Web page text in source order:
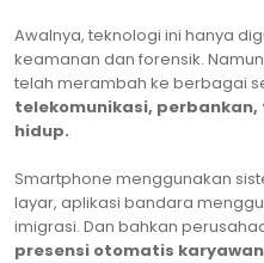
Awalnya, teknologi ini hanya
keamanan dan forensik.
telah merambah ke berbagai
telekomunikasi,
hidup.
Smartphone menggunakan
layar, aplikasi bandara
imigrasi. Dan bahkan
presensi otomatis